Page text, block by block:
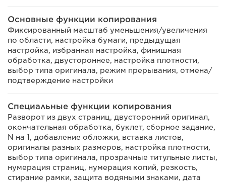
Основные функции копирования
Фиксированный масштаб уменьшения/увеличения
по области, настройка бумаги, предыдущая
настройка, избранная настройка, финишная
обработка, двустороннее, настройка плотности,
выбор типа оригинала, режим прерывания, отмена/
подтверждение настройки
Специальные функции копирования
Разворот из двух страниц, двусторонний оригинал,
окончательная обработка, буклет, сборное задание,
N на 1, добавление обложки, вставка листов,
оригиналы разных размеров, настройка плотности,
выбор типа оригинала, прозрачные титульные листы,
нумерация страниц, нумерация копий, резкость,
стирание рамки, защита водяными знаками, дата